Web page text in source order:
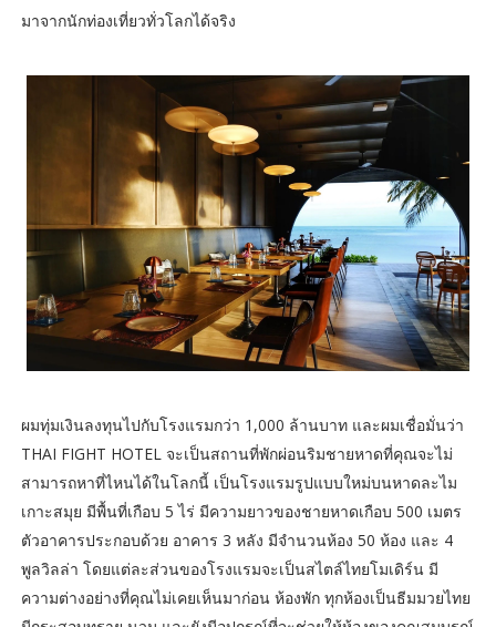
มาจากนักท่องเที่ยวทั่วโลกได้จริง
ผมทุ่มเงินลงทุนไปกับโรงแรมกว่า 1,000 ล้านบาท และผมเชื่อมั่นว่า
THAI FIGHT HOTEL จะเป็นสถานที่พักผ่อนริมชายหาดที่คุณจะไม่
สามารถหาที่ไหนได้ในโลกนี้ เป็นโรงแรมรูปแบบใหม่บนหาดละไม
เกาะสมุย มีพื้นที่เกือบ 5 ไร่ มีความยาวของชายหาดเกือบ 500 เมตร
ตัวอาคารประกอบด้วย อาคาร 3 หลัง มีจำนวนห้อง 50 ห้อง และ 4
พูลวิลล่า โดยแต่ละส่วนของโรงแรมจะเป็นสไตล์ไทยโมเดิร์น มี
ความต่างอย่างที่คุณไม่เคยเห็นมาก่อน ห้องพัก ทุกห้องเป็นธีมมวยไทย